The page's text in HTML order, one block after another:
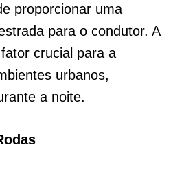
proporcionar uma
para o condutor. A
crucial para a
urbanos,
a noite.